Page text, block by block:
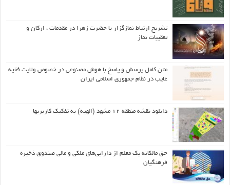
تشریح ارتباط نمازگزار با حضرت زهرا در مقدمات ، ارکان و
تعقیبات نماز
متن کامل پرسش و پاسخ با هوش مصنوعی در خصوص ولایت فقیه
غایب در نظام جمهوری اسلامی ایران
دانلود نقشه منطقه ۱۲ مشهد (الهیه) به تفکیک کاربریها
حق مالکانه یک معلم از دارایی‌های ملکی و مالی صندوق ذخیره
فرهنگیان